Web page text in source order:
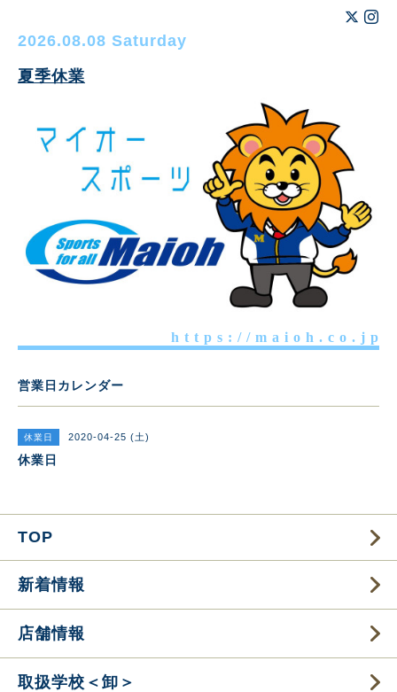
2026.08.08 Saturday
夏季休業
h t t p s : / / m a i o h . c o . j p
営業日カレンダー
休業日 2020-04-25 (土)
休業日
TOP
新着情報
店舗情報
取扱学校＜卸＞